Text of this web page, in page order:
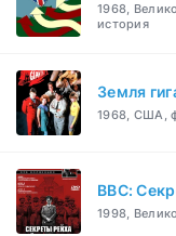
1968,
история
Земля
1968, США,
BBC:
1998,